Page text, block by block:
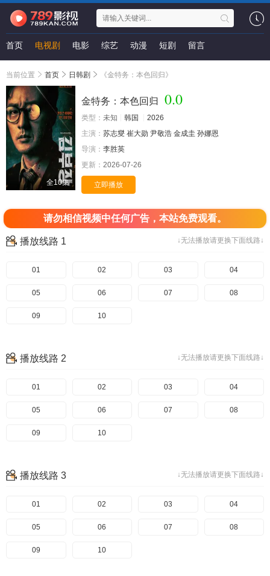
首页 电视剧 电影 综艺 动漫 短剧 留言
当前位置 首页 日韩剧 《金特务：本色回归》
全10集
金特务：本色回归 0.0
类型： 未知 韩国
2026
主演： 苏志燮 崔大勋 尹敬浩 金成圭 孙娜恩
导演： 李胜英
更新： 2026-07-26
立即播放
请勿相信视频中任何广告，本站免费观看。
↓无法播放请更换下面线路↓
播放线路 1
01 02 03 04
05 06 07 08
09 10
↓无法播放请更换下面线路↓
播放线路 2
01 02 03 04
05 06 07 08
09 10
↓无法播放请更换下面线路↓
播放线路 3
01 02 03 04
05 06 07 08
09 10